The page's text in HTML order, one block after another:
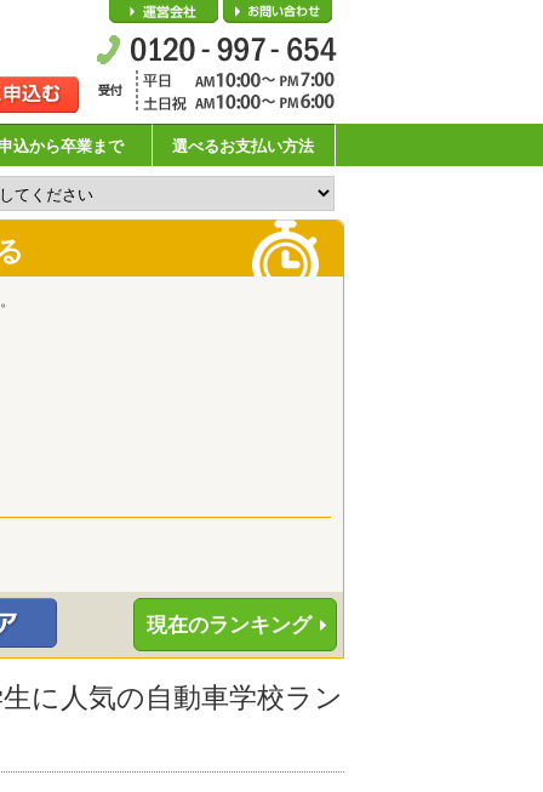
会社概要
込から卒業まで 選べるお支払い方法
現在のランキング
に人気の自動車学校ラン